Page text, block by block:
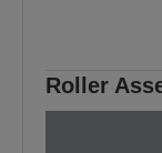
Roller